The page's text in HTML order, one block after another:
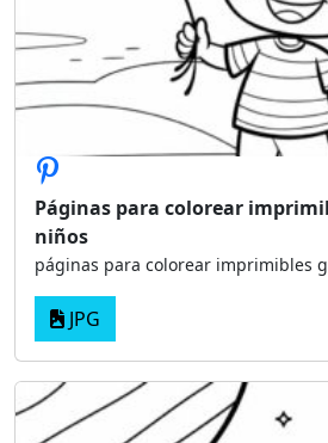
Páginas para colorear
niños
páginas para colorear imprimibles
JPG